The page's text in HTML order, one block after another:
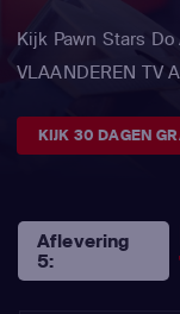
Kijk Pawn Stars
VLAANDEREN TV
KIJK 30 DAGEN
Aflevering
5: